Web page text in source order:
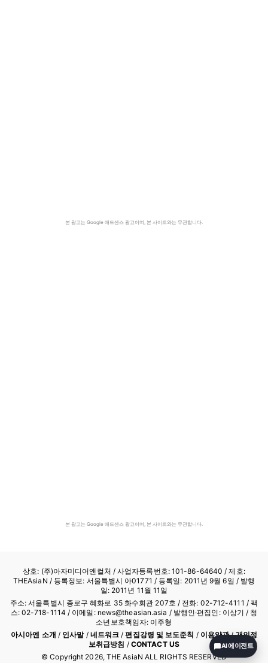
본 광고는 Google 애드센스 광고이며, 본 사이트와는 무관합니다.
본 광고는 Google 애드센스 광고이며, 본 사이트와는 무관합니다.
상호: (주)아자미디어앤컬처 /사업자등록번호: 101-86-64640 / 제호:
THEAsiaN / 등록정보: 서울특별시 아01771 / 등록일: 2011년 9월 6일 / 발행
일: 2011년 11월 11일
주소: 서울특별시 종로구 혜화로 35 화수회관 207호 / 전화: 02-712-4111 / 팩
스: 02-718-1114 / 이메일: news@theasian.asia / 발행인·편집인: 이상기 / 청
소년보호책임자: 이주형
아시아엔 소개 / 인사말/ 네트워크 /편집강령 및 보도준칙 / 이용약관/개인정
보취급방침 / CONTACT US
© Copyright 2026, THE AsiaN ALL RIGHTS RESERVED
AI 에이전트